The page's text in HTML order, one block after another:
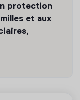
protection
et aux